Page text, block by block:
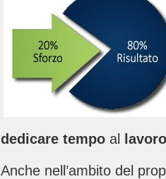
dedicare tempo al lavoro
Anche nell’ambito del